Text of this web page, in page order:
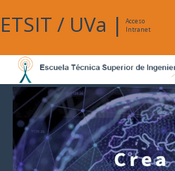
ETSIT / UVa |
Acceso
Intranet